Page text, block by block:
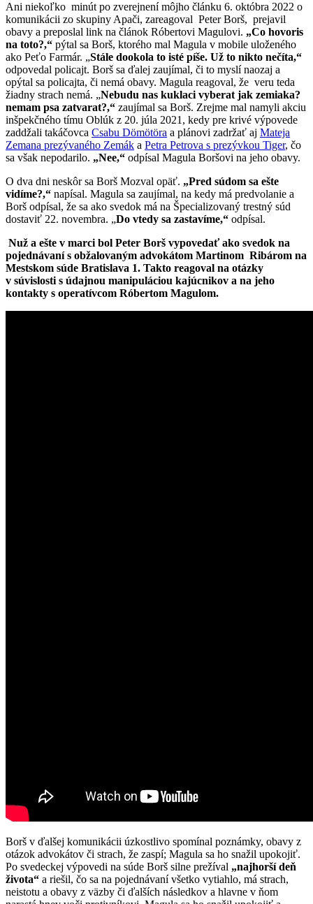
Ani niekoľko minút po zverejnení môjho článku 6. októbra 2022 o
komunikácii zo skupiny Apači, zareagoval Peter Borš, prejavil
obavy a preposlal link na článok Róbertovi Magulovi. „Co hovoris
na toto?,“ pýtal sa Borš, ktorého mal Magula v mobile uloženého
ako Peťo Farmár. „Stále dookola to isté píše. Už to nikto nečíta,“
odpovedal policajt. Borš sa ďalej zaujímal, či to myslí naozaj a
opýtal sa policajta, či nemá obavy. Magula reagoval, že veru teda
žiadny strach nemá. „Nebudu nas kuklaci vyberat jak zemiaka?
nemam psa zatvarat?,“ zaujímal sa Borš. Zrejme mal namyli akciu
inšpekčného tímu Oblúk z 20. júla 2021, kedy pre krivé výpovede
zaddžali takáčovca Csabu Dömötöra a plánovi zadržať aj Mateja
Zemana prezývaného Zemák a Petra Petrova s prezývkou Tiger, čo
sa však nepodarilo. „Nee,“ odpísal Magula Boršovi na jeho obavy.
O dva dni neskôr sa Borš Mozval opäť. „Pred súdom sa ešte
vidíme?,“ napísal. Magula sa zaujímal, na kedy má predvolanie a
Borš odpísal, že sa ako svedok má na Špecializovaný trestný súd
dostaviť 22. novembra. „Do vtedy sa zastavíme,“ odpísal.
Nuž a ešte v marci bol Peter Borš vypovedať ako svedok na
pojednávaní s obžalovaným advokátom Martinom Ribárom na
Mestskom súde Bratislava 1. Takto reagoval na otázky
v súvislosti s údajnou manipuláciou kajúcnikov a na jeho
kontakty s operatívcom Róbertom Magulom.
Borš v ďalšej komunikácii úzkostlivo spomínal poznámky, obavy z
otázok advokátov či strach, že zaspí; Magula sa ho snažil upokojiť.
Po svedeckej výpovedi na súde Borš silne prežíval „najhorší deň
života“ a riešil, čo sa na pojednávaní všetko vytiahlo, má strach,
neistotu a obavy z väzby či ďalších následkov a hlavne v ňom